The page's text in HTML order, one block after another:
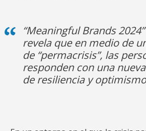
“Meaningful Brands
revela que en medio de
de “permacrisis”, las
responden con una
de resiliencia y